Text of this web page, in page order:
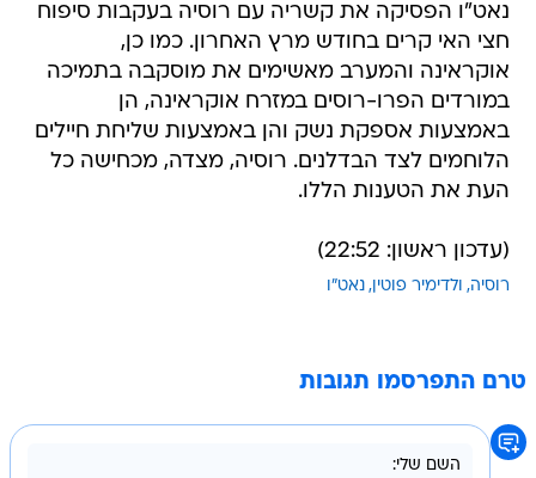
נאט"ו הפסיקה את קשריה עם רוסיה בעקבות סיפוח
חצי האי קרים בחודש מרץ האחרון. כמו כן,
אוקראינה והמערב מאשימים את מוסקבה בתמיכה
במורדים הפרו-רוסים במזרח אוקראינה, הן
באמצעות אספקת נשק והן באמצעות שליחת חיילים
הלוחמים לצד הבדלנים. רוסיה, מצדה, מכחישה כל
העת את הטענות הללו.
(עדכון ראשון: 22:52)
רוסיה ולדימיר פוטין נאט"ו
טרם התפרסמו תגובות